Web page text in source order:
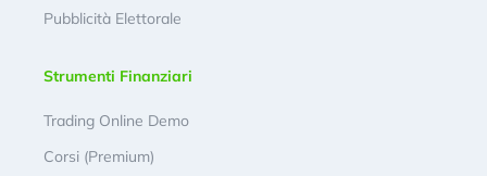
Pubblicità Elettorale
Strumenti Finanziari
Trading Online Demo
Corsi (Premium)